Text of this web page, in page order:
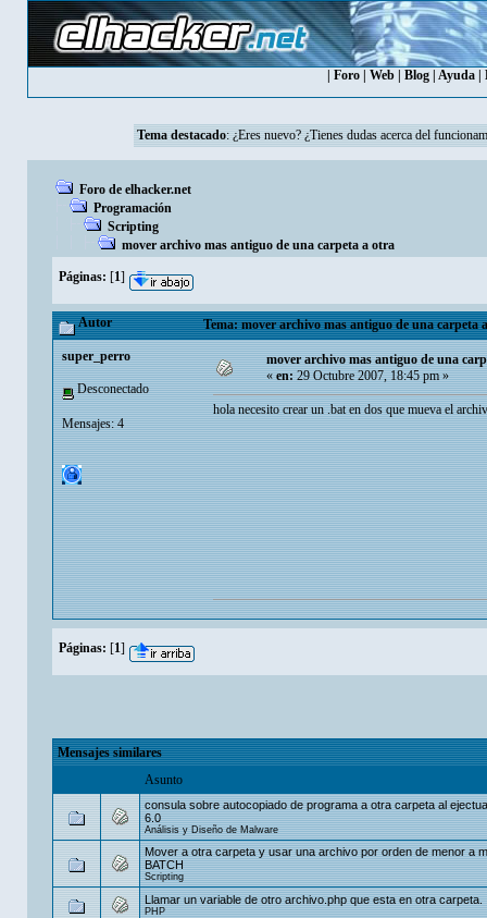
Foro Web Blog Ayuda
Tema destacado: ¿Eres nuevo? ¿Tienes dudas acerca del
Foro de elhacker.net
Programación
Scripting
mover archivo mas antiguo de una carpeta a otra
Páginas: [1]
Autor Tema: mover archivo mas antiguo de una carpeta
super_perro
Desconectado
Mensajes: 4
mover archivo mas antiguo de una
«en:29 Octubre 2007, 18:45 pm »
hola necesito crear un .bat en dos que mueva el
Páginas: [1]
Mensajes similares
Asunto
consula sobre autocopiado de programa a otra carpeta al
6.0
Análisis y Diseño de Malware
Mover a otra carpeta y usar una archivo por orden de menor a
BATCH
Scripting
Llamar un variable de otro archivo.php que esta en otra carpeta.
PHP